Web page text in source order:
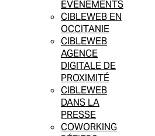
ÉVÉNEMENTS
CIBLEWEB EN
OCCITANIE
CIBLEWEB
AGENCE
DIGITALE DE
PROXIMITÉ
CIBLEWEB
DANS LA
PRESSE
COWORKING